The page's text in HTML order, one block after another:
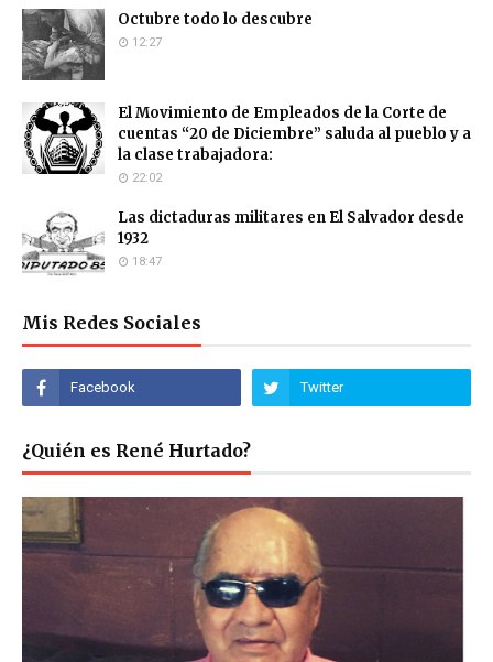
Octubre todo lo descubre
12:27
El Movimiento de Empleados de la Corte de
cuentas “20 de Diciembre” saluda al pueblo y a
la clase trabajadora:
22:02
Las dictaduras militares en El Salvador desde
1932
18:47
Mis Redes Sociales
¿Quién es René Hurtado?